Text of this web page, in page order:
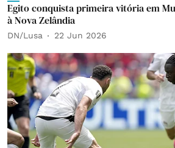
Egito conquista primeira vitória em
à Nova Zelândia
DN/Lusa 22 Jun 2026